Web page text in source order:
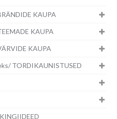
KAUPA
KAUPA
KAUPA
TORDIKAUNISTUSED